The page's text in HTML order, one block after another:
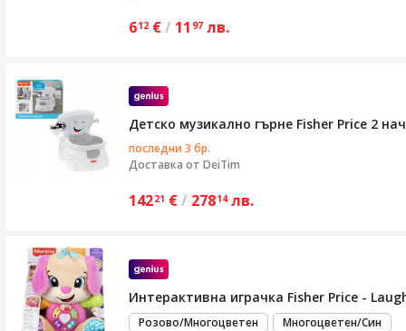
612 €/ 11 97 лв.
Детско музикално гърне Fisher Price 2
последни 3 бр.
Доставка от DeiTim
14221 €/ 27814 лв.
Интерактивна играчка Fisher Price -
Розово/Многоцветен
Многоцветен/Син